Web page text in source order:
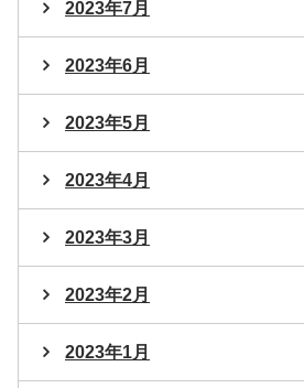
2023年7月
2023年6月
2023年5月
2023年4月
2023年3月
2023年2月
2023年1月